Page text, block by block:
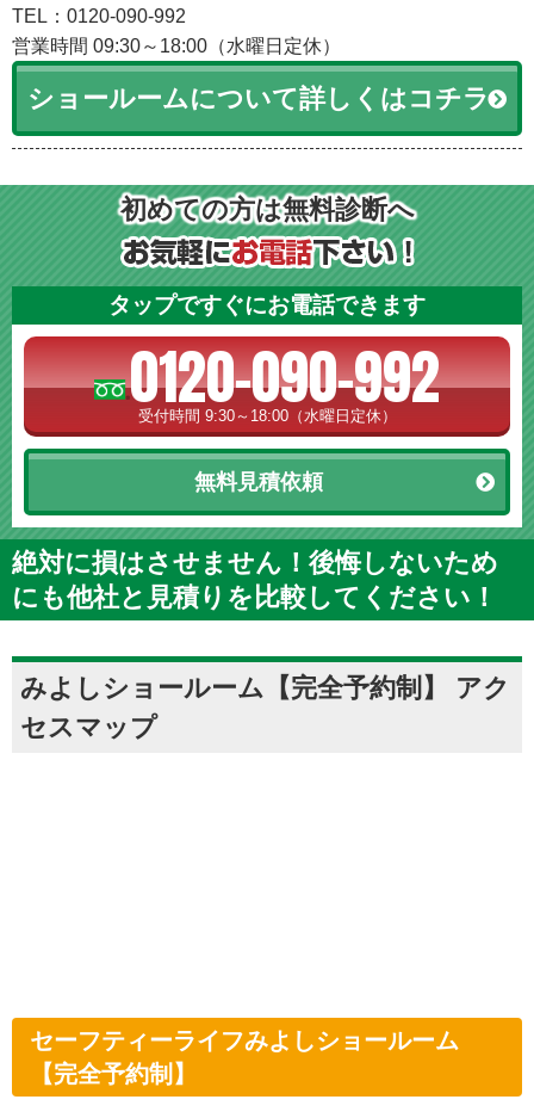
TEL：0120-090-992
営業時間 09:30～18:00（水曜日定休）
ショールームについて詳しくはコチラ
初めての方は無料診断へ
タップですぐにお電話できます
0120-090-992
受付時間 9:30～18:00（水曜日定休）
無料見積依頼
絶対に損はさせません！後悔しないため
にも他社と見積りを比較してください！
みよしショールーム【完全予約制】 アク
セスマップ
セーフティーライフみよしショールーム
【完全予約制】